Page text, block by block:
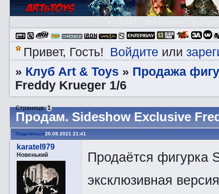
Привет, Гость! Войдите или
» Клуб Art & Toys » Продажа
Freddy Krueger 1/6
Прoдам. Sideshow Exclusive
Страница:1
Поделиться20.08.2021 21:41
karatel979
Новенький
Продаётся фигурка
эксклюзивная